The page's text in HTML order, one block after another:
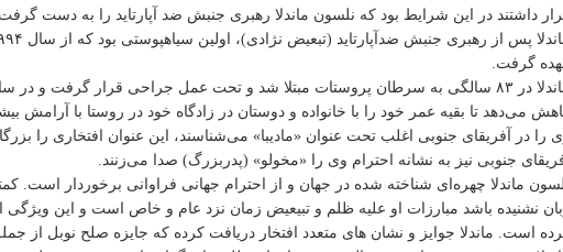
داشتند در این شرایط بود که نلسون ماندلا رهبری جنبش ضد آپارتاید را به دست گرفت.
گرفت.
می‌دهد تا بقیه عمر خود را با خانواده و دوستان در زادگاه خود در روستا با آرامش
را در آفریقای جنوبی اغلب تحت عنوان «مادیبا» می‌شناسند، این عنوان افتخاری را
جنوبی نیز به نشانه احترام وی را «مخولو» (پدربزرگ) صدا می‌زنند.
ماندلا چهره‌ای شناخته شده در جهان و از احترام جهانی فراوانی‌ برخوردار است.
نشنیده باشد مبارزات او علیه ظلم و تبیعیض زمان نزد عام و خاص است و این
است. ماندلا جوایز و نشان های متعدد افتخار دریافت کرده که جایزه صلح نوبل از